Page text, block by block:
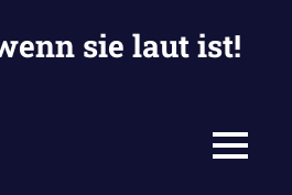
sie laut ist!
MENU